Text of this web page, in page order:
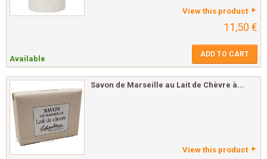
View this product
11,50 €
Available ADD TO CART
Savon de Marseille au Lait de Chèvre à...
View this product